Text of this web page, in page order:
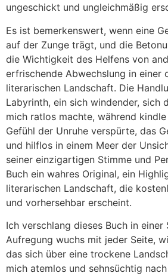
ungeschickt und ungleichmäßig
Es ist bemerkenswert, wenn eine
auf der Zunge trägt, und die
die Wichtigkeit des Helfens von
erfrischende Abwechslung in einer
literarischen Landschaft. Die
Labyrinth, ein sich windender, sich
mich ratlos machte, während
Gefühl der Unruhe verspürte, das
und hilflos in einem Meer der
seiner einzigartigen Stimme und
Buch ein wahres Original, ein
literarischen Landschaft, die
und vorhersehbar erscheint.
Ich verschlang dieses Buch in einer
Aufregung wuchs mit jeder Seite,
das sich über eine trockene
mich atemlos und sehnsüchtig